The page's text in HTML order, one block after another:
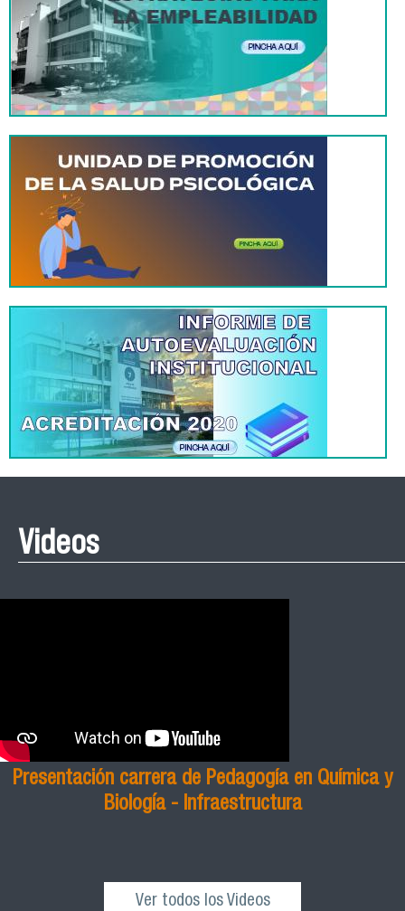
Videos
Presentación carrera de Pedagogía en Química y
Biología - Infraestructura
Ver todos los Videos